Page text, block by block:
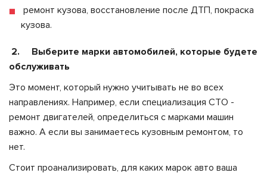
ремонт кузова, восстановление после ДТП, покраска
кузова.
2. Выберите марки автомобилей, которые будете
обслуживать
Это момент, который нужно учитывать не во всех
направлениях. Например, если специализация СТО -
ремонт двигателей, определиться с марками машин
важно. А если вы занимаетесь кузовным ремонтом, то
нет.
Стоит проанализировать, для каких марок авто ваша